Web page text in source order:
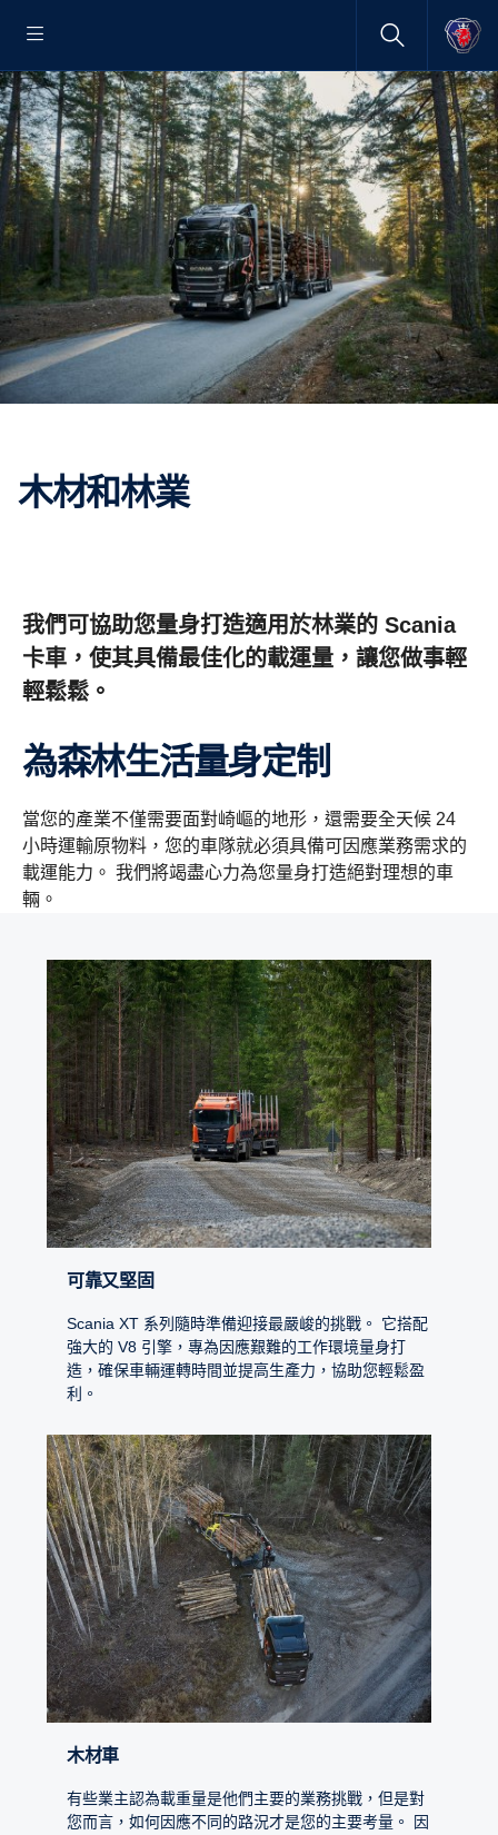
木材和林業
我們可協助您量身打造適用於林業的 Scania
卡車，使其具備最佳化的載運量，讓您做事輕
輕鬆鬆。
為森林生活量身定制
當您的產業不僅需要面對崎嶇的地形，還需要全天候 24
小時運輸原物料，您的車隊就必須具備可因應業務需求的
載運能力。 我們將竭盡心力為您量身打造絕對理想的車
輛。
可靠又堅固
Scania XT 系列隨時準備迎接最嚴峻的挑戰。 它搭配
強大的 V8 引擎，專為因應艱難的工作環境量身打
造，確保車輛運轉時間並提高生產力，協助您輕鬆盈
利。
木材車
有些業主認為載重量是他們主要的業務挑戰，但是對
您而言，如何因應不同的路況才是您的主要考量。 因